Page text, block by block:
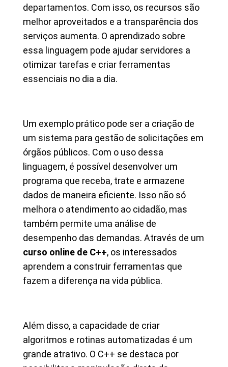
departamentos. Com isso, os recursos são
melhor aproveitados e a transparência dos
serviços aumenta. O aprendizado sobre
essa linguagem pode ajudar servidores a
otimizar tarefas e criar ferramentas
essenciais no dia a dia.
Um exemplo prático pode ser a criação de
um sistema para gestão de solicitações em
órgãos públicos. Com o uso dessa
linguagem, é possível desenvolver um
programa que receba, trate e armazene
dados de maneira eficiente. Isso não só
melhora o atendimento ao cidadão, mas
também permite uma análise de
desempenho das demandas. Através de um
curso online de C++, os interessados
aprendem a construir ferramentas que
fazem a diferença na vida pública.
Além disso, a capacidade de criar
algoritmos e rotinas automatizadas é um
grande atrativo. O C++ se destaca por